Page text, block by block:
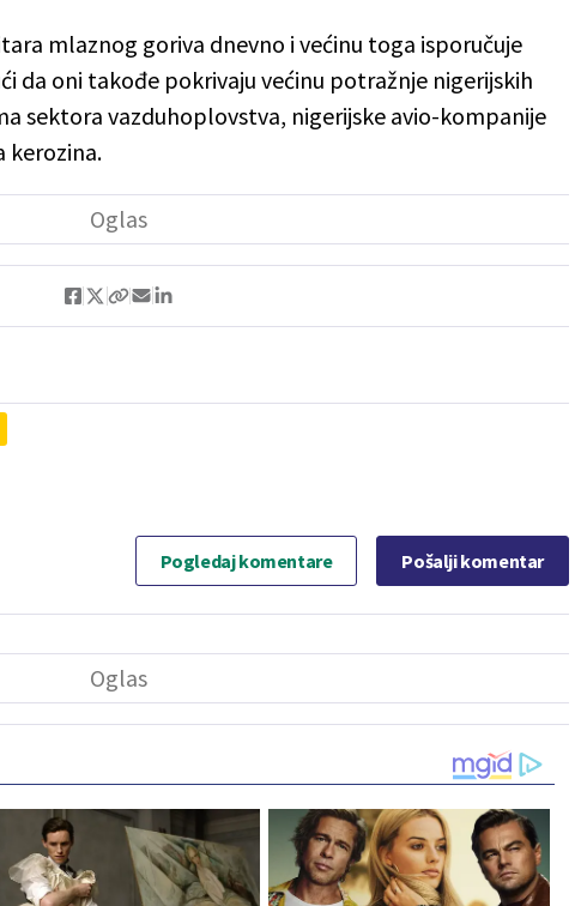
mlaznog goriva dnevno i većinu toga isporučuje
da oni takođe pokrivaju većinu potražnje nigerijskih
sektora vazduhoplovstva, nigerijske avio-kompanije
kerozina.
Pogledaj komentare Pošalji komentar